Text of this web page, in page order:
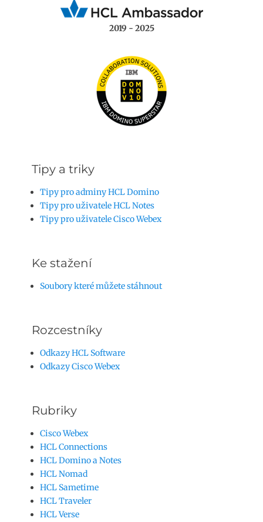
2019 - 2025
Tipy a triky
Tipy pro adminy HCL Domino
Tipy pro uživatele HCL Notes
Tipy pro uživatele Cisco Webex
Ke stažení
Soubory které můžete stáhnout
Rozcestníky
Odkazy HCL Software
Odkazy Cisco Webex
Rubriky
Cisco Webex
HCL Connections
HCL Domino a Notes
HCL Nomad
HCL Sametime
HCL Traveler
HCL Verse